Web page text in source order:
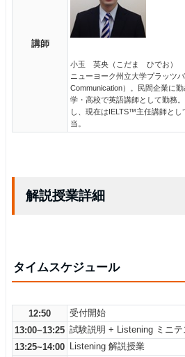
講師
小玉 英央（こだま ひでお）
ニューヨーク州立大学プラッツ
Communication）。民間企業に
学・高校で英語講師として勤務
し、現在はIELTS™主任講師と
当。
解説授業詳細
タイムスケジュール
12:50
受付開始
13:00~13:25 試験説明 + Listening ミニテ
13:25~14:00 Listening 解説授業